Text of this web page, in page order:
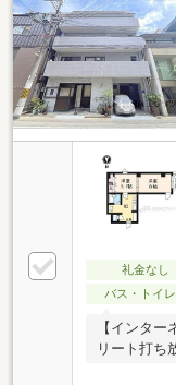
礼金なし
バス・トイ
【インタ
リート打ち